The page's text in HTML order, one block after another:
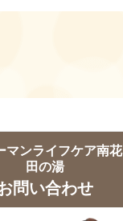
マンライフケア南花
田の湯
問い合わせ